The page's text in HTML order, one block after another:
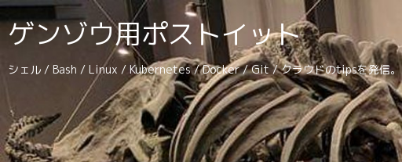
ゲンゾウ用ポストイット
シェル / Bash / Linux / Kubernetes / Docker / Git / クラウドのtipsを発信。